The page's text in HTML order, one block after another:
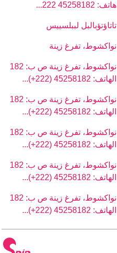
هاتف: 45258182 222...
تاتاؤتؤبالبل لببلسييس
نواكشوط، تفرغ زينة
نواكشوط، تفرغ زينة ص ب: 182
الهاتف: 45258182 (222+)...
نواكشوط، تفرغ زينة ص ب: 182
الهاتف: 45258182 (222+)...
نواكشوط، تفرغ زينة ص ب: 182
الهاتف: 45258182 (222+)...
نواكشوط، تفرغ زينة ص ب: 182
الهاتف: 45258182 (222+)...
نواكشوط، تفرغ زينة ص ب: 182
الهاتف: 45258182 (222+)...